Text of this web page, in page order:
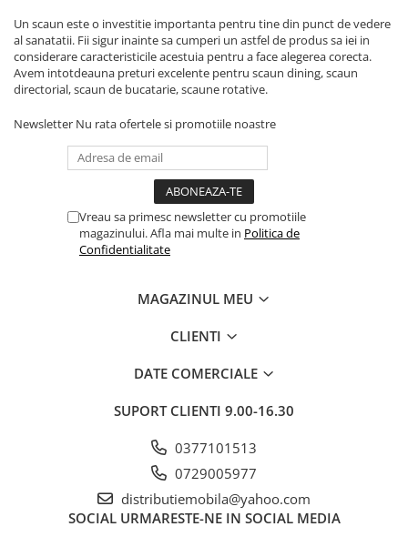
Un scaun este o investitie importanta pentru tine din punct de vedere
al sanatatii. Fii sigur inainte sa cumperi un astfel de produs sa iei in
considerare caracteristicile acestuia pentru a face alegerea corecta.
Avem intotdeauna preturi excelente pentru scaun dining, scaun
directorial, scaun de bucatarie, scaune rotative.
Newsletter Nu rata ofertele si promotiile noastre
Vreau sa primesc newsletter cu promotiile
magazinului. Afla mai multe in Politica de
Confidentialitate
MAGAZINUL MEU
CLIENTI
DATE COMERCIALE
SUPORT CLIENTI 9.00-16.30
0377101513
0729005977
distributiemobila@yahoo.com
SOCIAL URMARESTE-NE IN SOCIAL MEDIA